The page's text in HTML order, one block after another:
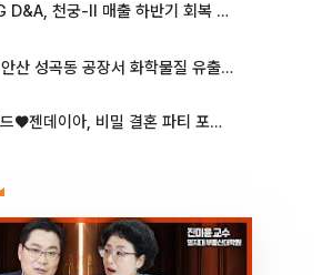
iM "LIG D&A, 천궁-II 매출 하반기 회복 전망…방산 톱픽 유지"
안산 성곡동 공장서 화학물질 유출 사고 발생
톰 홀랜드♥젠데이아, 비밀 결혼 파티 포착⋯호텔 대관비만 9억